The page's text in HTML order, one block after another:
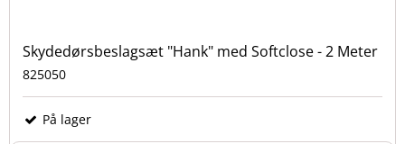
Skydedørsbeslagsæt "Hank" med Softclose - 2 Meter
825050
På lager